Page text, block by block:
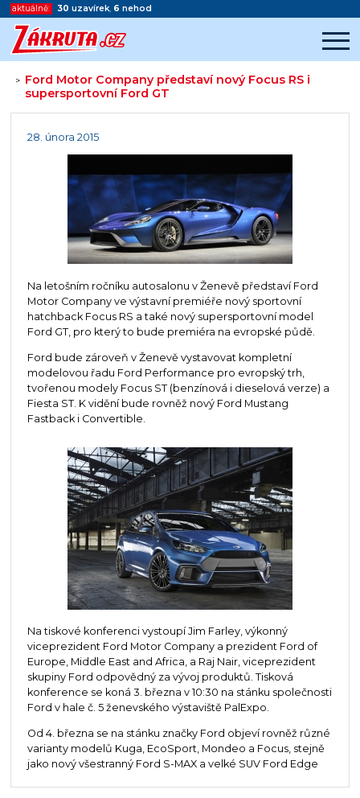
aktuálně: 30 uzavírek, 6 nehod
> Ford Motor Company představí nový Focus RS i
supersportovní Ford GT
Začátek reklamy
28. února 2015
Na letošním ročníku autosalonu v Ženevě představí Ford
Motor Company ve výstavní premiéře nový sportovní
hatchback Focus RS a také nový supersportovní model
Ford GT, pro který to bude premiéra na evropské půdě.
Ford bude zároveň v Ženevě vystavovat kompletní
modelovou řadu Ford Performance pro evropský trh,
tvořenou modely Focus ST (benzínová i dieselová verze) a
Fiesta ST. K vidění bude rovněž nový Ford Mustang
Fastback i Convertible.
Na tiskové konferenci vystoupí Jim Farley, výkonný
viceprezident Ford Motor Company a prezident Ford of
Europe, Middle East and Africa, a Raj Nair, viceprezident
skupiny Ford odpovědný za vývoj produktů. Tisková
konference se koná 3. března v 10:30 na stánku společnosti
Ford v hale č. 5 ženevského výstaviště PalExpo.
Od 4. března se na stánku značky Ford objeví rovněž různé
varianty modelů Kuga, EcoSport, Mondeo a Focus, stejně
jako nový všestranný Ford S-MAX a velké SUV Ford Edge